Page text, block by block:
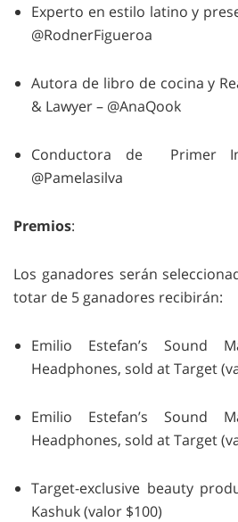
Experto en estilo latino y
@RodnerFigueroa
Autora de libro de cocina y
& Lawyer – @AnaQook
Conductora de Primer
@Pamelasilva
Premios:
Los ganadores serán
totar de 5 ganadores recibirán:
Emilio Estefan’s Sound
Headphones, sold at Target
Emilio Estefan’s Sound
Headphones, sold at Target
Target-exclusive beauty
Kashuk (valor $100)